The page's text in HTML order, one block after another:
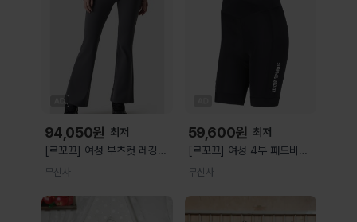
94,050원 최저
[르꼬끄] 여성 부츠컷 레깅스
그레이 QR122OPF11
무신사
59,600원 최저
[르꼬끄] 여성 4부 패드바지
블랙(QP122CPF24)
무신사